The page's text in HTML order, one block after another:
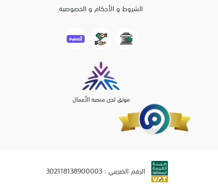
الشروط و الأحكام و الخصوصية
موثق لدى منصة الأعمال
الرقم الضريبي : 302118138900003